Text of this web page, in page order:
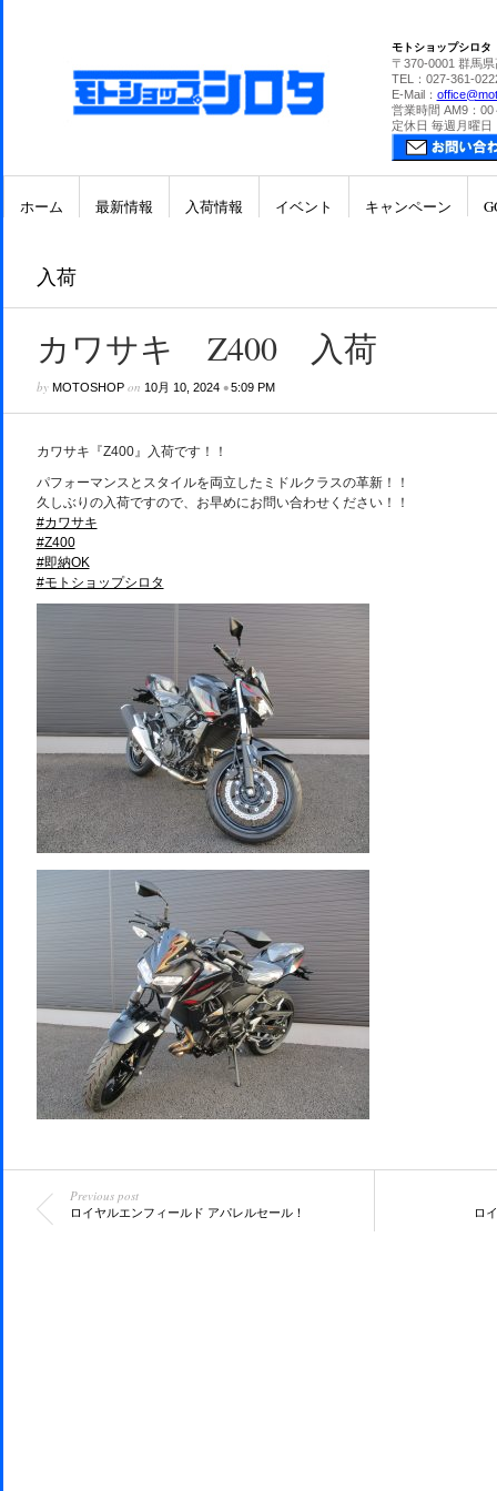
モトショップシロタ
〒370-0001 群馬
TEL：027-361-
E-Mail：
営業時間 AM9：00
定休日 毎週月曜日
ホーム 最新情報 入荷情報 イベント キャンペーン
入荷
カワサキ Z400 入荷
by MOTOSHOPon 10月 10, 2024•5:09 PM
カワサキ『Z400』入荷です！！
パフォーマンスとスタイルを両立したミドルクラスの革新！！
久しぶりの入荷ですので、お早めにお問い合わせください！！
#カワサキ
#Z400
#即納OK
#モトショップシロタ
Previous post
ロイヤルエンフィールド アパレルセール！ ロ